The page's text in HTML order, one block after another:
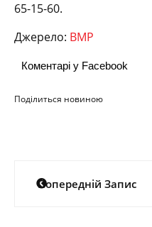
65-15-60.
Джерело: ВМР
Коментарі у Facebook
Поділиться новиною
Навігація
записів
Попередній Запис